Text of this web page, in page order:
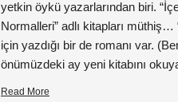
yetkin öykü yazarlarından biri.
Normalleri” adlı kitapları
için yazdığı bir de romanı var.
önümüzdeki ay yeni kitabını
Read More